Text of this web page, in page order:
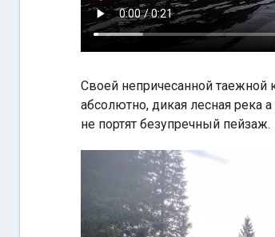
Своей непричесанной
абсолютно, дикая лесная река
не портят безупречный пейзаж.